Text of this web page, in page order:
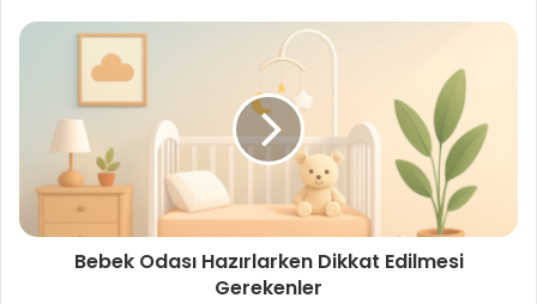
Bebek Odası Hazırlarken Dikkat Edilmesi
Gerekenler